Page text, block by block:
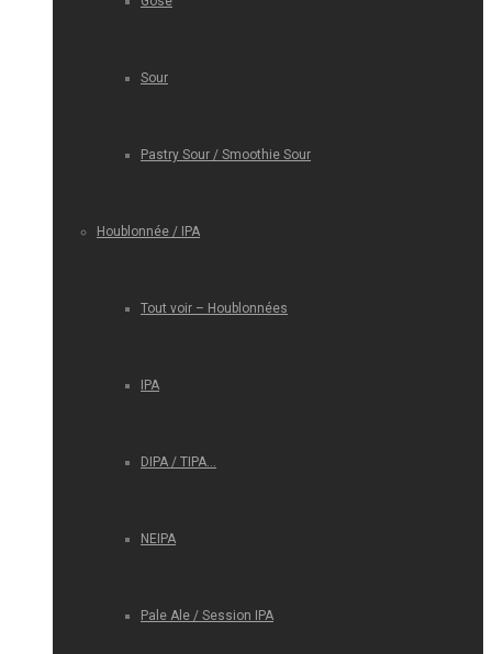
Sour
Pastry Sour / Smoothie Sour
Houblonnée / IPA
Tout voir – Houblonnées
IPA
DIPA / TIPA…
NEIPA
Pale Ale / Session IPA